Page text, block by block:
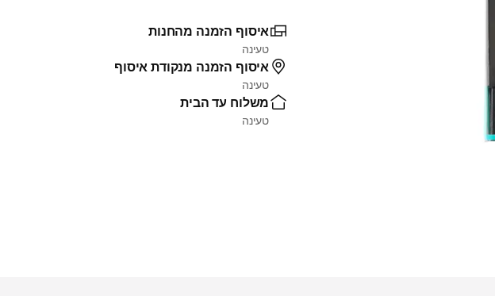
איסוף הזמנה מהחנות
טעינה
איסוף הזמנה מנקודת איסוף
טעינה
משלוח עד הבית
טעינה